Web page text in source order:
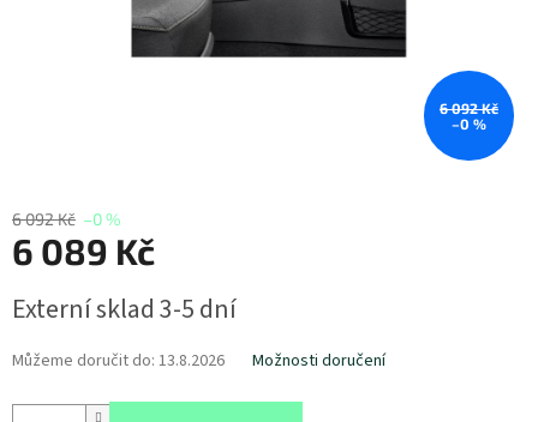
6 092 Kč
–0 %
6 092 Kč –0 %
6 089 Kč
cena:
Externí sklad 3-5 dní
Můžeme doručit do: 13.8.2026 Možnosti doručení